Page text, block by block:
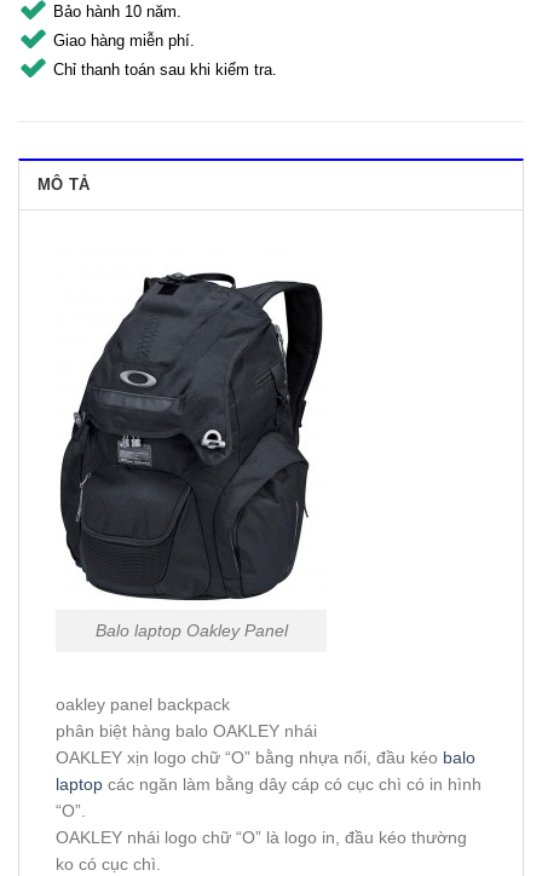
Bảo hành 10 năm.
Giao hàng miễn phí.
Chỉ thanh toán sau khi kiểm tra.
MÔ TẢ
Balo laptop Oakley Panel
oakley panel backpack
phân biệt hàng balo OAKLEY nhái
OAKLEY xịn logo chữ “O” bằng nhựa nổi, đầu kéo balo
laptop các ngăn làm bằng dây cáp có cục chì có in hình
“O”.
OAKLEY nhái logo chữ “O” là logo in, đầu kéo thường
ko có cục chì.